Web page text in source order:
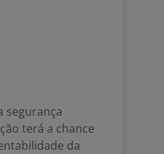
segurança
terá a chance
da